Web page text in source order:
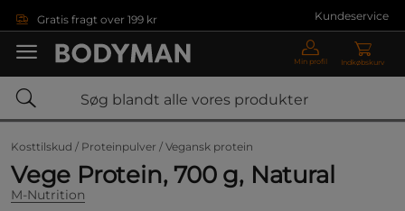
Gratis fragt over 199 kr Kundeservice
Min profil Indkøbskurv
Kosttilskud / Proteinpulver / Vegansk protein
Vege Protein, 700 g, Natural
M-Nutrition